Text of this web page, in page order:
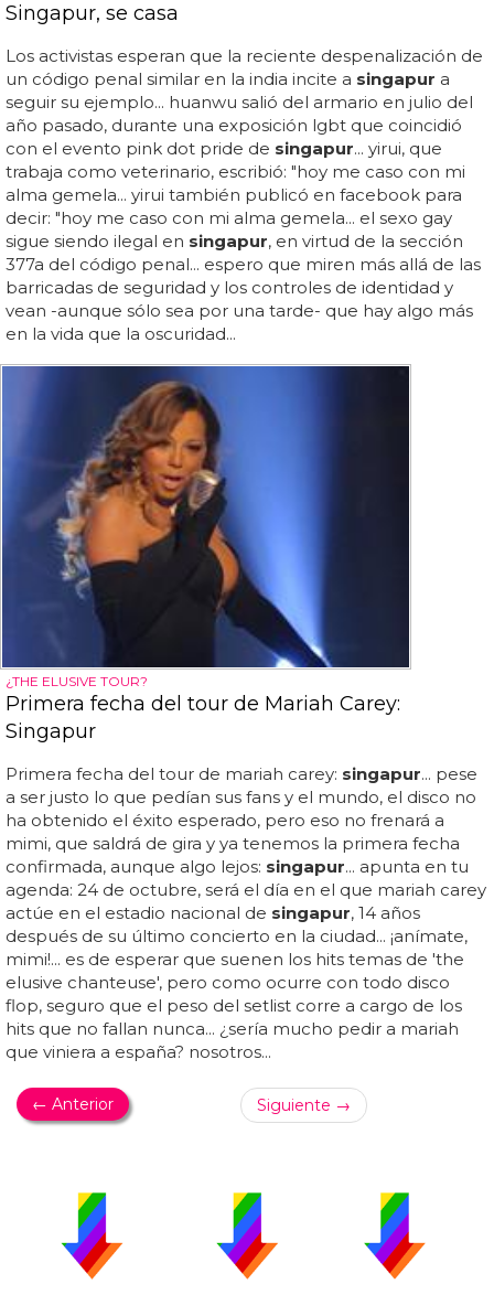
Singapur, se casa
Los activistas esperan que la reciente despenalización de
un código penal similar en la india incite a singapur a
seguir su ejemplo... huanwu salió del armario en julio del
año pasado, durante una exposición lgbt que coincidió
con el evento pink dot pride de singapur... yirui, que
trabaja como veterinario, escribió: "hoy me caso con mi
alma gemela... yirui también publicó en facebook para
decir: "hoy me caso con mi alma gemela... el sexo gay
sigue siendo ilegal en singapur, en virtud de la sección
377a del código penal... espero que miren más allá de las
barricadas de seguridad y los controles de identidad y
vean -aunque sólo sea por una tarde- que hay algo más
en la vida que la oscuridad...
¿THE ELUSIVE TOUR?
Primera fecha del tour de Mariah Carey:
Singapur
Primera fecha del tour de mariah carey: singapur... pese
a ser justo lo que pedían sus fans y el mundo, el disco no
ha obtenido el éxito esperado, pero eso no frenará a
mimi, que saldrá de gira y ya tenemos la primera fecha
confirmada, aunque algo lejos: singapur... apunta en tu
agenda: 24 de octubre, será el día en el que mariah carey
actúe en el estadio nacional de singapur, 14 años
después de su último concierto en la ciudad... ¡anímate,
mimi!... es de esperar que suenen los hits temas de 'the
elusive chanteuse', pero como ocurre con todo disco
flop, seguro que el peso del setlist corre a cargo de los
hits que no fallan nunca... ¿sería mucho pedir a mariah
que viniera a españa? nosotros...
← Anterior Siguiente →